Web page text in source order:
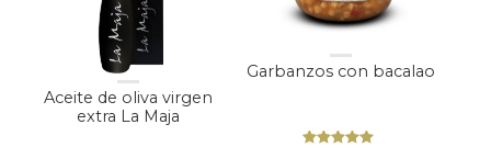
Aceite de oliva virgen
extra La Maja
Garbanzos con bacalao